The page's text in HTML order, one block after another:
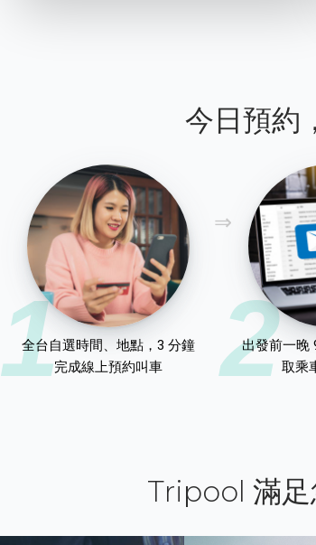
今日預約
1
全台自選時間、地點，3 分鐘
完成線上預約叫車
2
出發前一晚
取乘
Tripool 滿足